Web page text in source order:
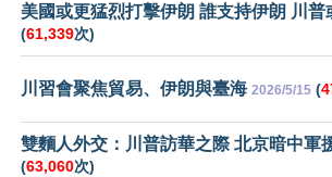
美國或更猛烈打擊伊朗 誰支持伊朗 川普
(61,339次)
川習會聚焦貿易、伊朗與臺海 2026/5/15 (
雙麵人外交：川普訪華之際 北京暗中軍
(63,060次)